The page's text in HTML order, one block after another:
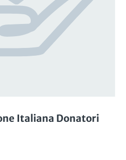
Italiana Donatori